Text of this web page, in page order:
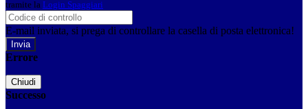
tramite la Login Spaggiari
E-mail inviata, si prega di controllare la casella di posta elettronica!
Errore
Chiudi
Successo